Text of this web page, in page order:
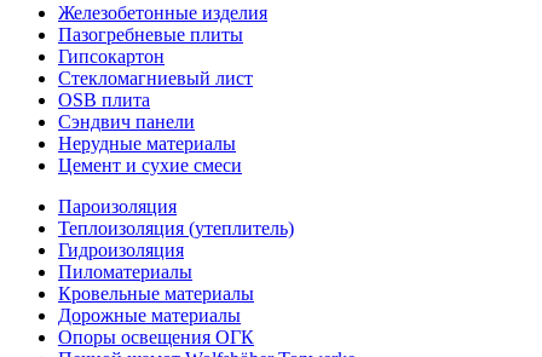
Железобетонные изделия
Пазогребневые плиты
Гипсокартон
Стекломагниевый лист
OSB плита
Сэндвич панели
Нерудные материалы
Цемент и сухие смеси
Пароизоляция
Теплоизоляция (утеплитель)
Гидроизоляция
Пиломатериалы
Кровельные материалы
Дорожные материалы
Опоры освещения ОГК